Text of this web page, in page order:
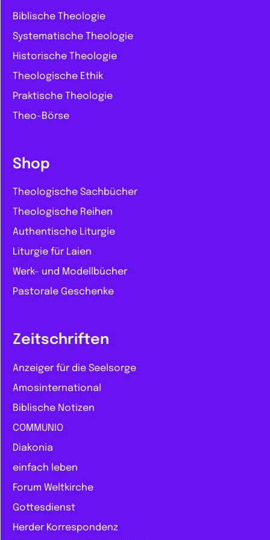
Biblische Theologie
Systematische Theologie
Historische Theologie
Theologische Ethik
Praktische Theologie
Theo-Börse
Shop
Theologische Sachbücher
Theologische Reihen
Authentische Liturgie
Liturgie für Laien
Werk- und Modellbücher
Pastorale Geschenke
Zeitschriften
Anzeiger für die Seelsorge
Amosinternational
Biblische Notizen
COMMUNIO
Diakonia
einfach leben
Forum Weltkirche
Gottesdienst
Herder Korrespondenz